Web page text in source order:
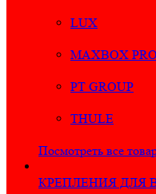
LUX
MAXBOX PRO
PT GROUP
THULE
Посмотреть все
КРЕПЛЕНИЯ ДЛЯ